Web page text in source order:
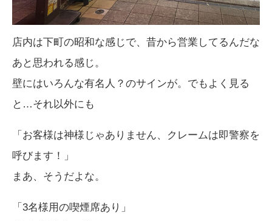
店内は下町の昭和な感じで、昔から営業してるんだな
あと思われる感じ。
壁にはいろんな有名人？のサインが。でもよく見る
と…それ以外にも
「お客様は神様じゃありません、クレームは即警察を
呼びます！」
まあ、そうだよな。
「3名様用の喫煙席あり」